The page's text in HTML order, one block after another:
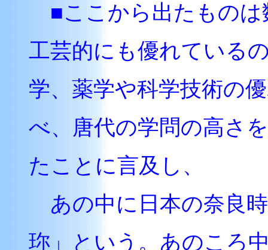
■ここから出たものは
工芸的にも優れている
学、薬学や科学技術の
べ、唐代の学問の高さ
たことに言及し、
あの中に日本の奈良
珎」という。あのころ